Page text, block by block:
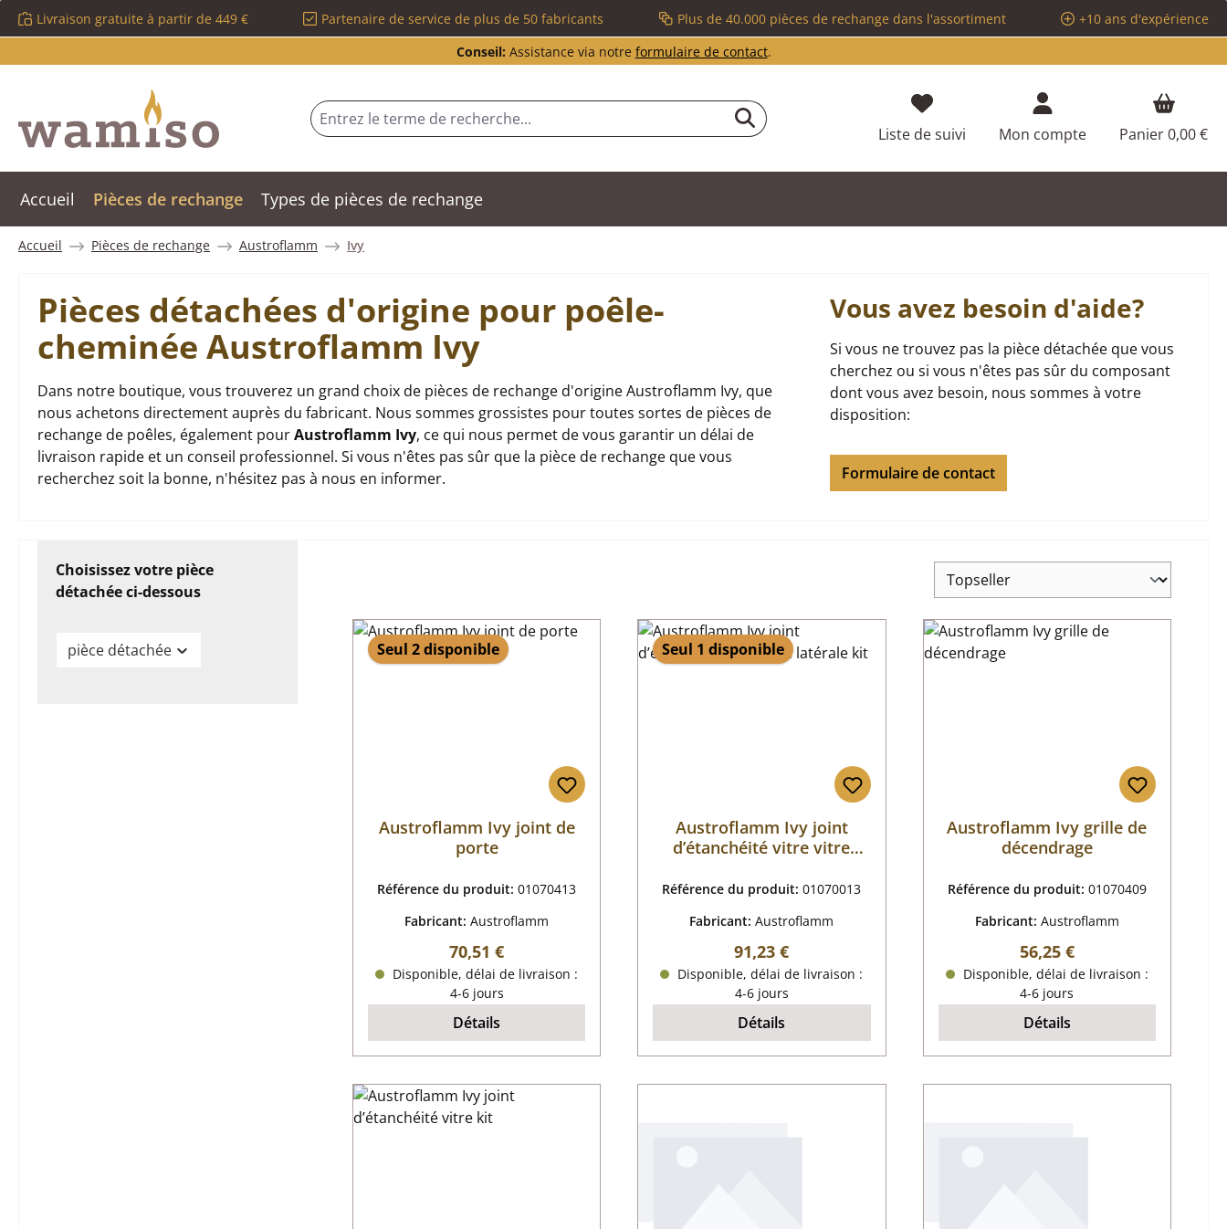
au contenu principal
Passer à la recherche
Passer à la navigation principale
Livraison gratuite à partir de 449 € Partenaire de service de plus de 50 fabricants Plus de 40.000 pièces de rechange dans l'assortiment
+10 ans d'expérience
Conseil: Assistance via notre formulaire de contact.
Liste de suivi Vous avez 0 articles dans votre liste
Mon compte Panier0,00 €
Accueil Pièces de rechange Types de pièces de rechange
Accueil Pièces de rechange Austroflamm Ivy
Pièces détachées d'origine pour poêle-
cheminée Austroflamm Ivy
Dans notre boutique, vous trouverez un grand choix de pièces de rechange d'origine Austroflamm Ivy, que
nous achetons directement auprès du fabricant. Nous sommes grossistes pour toutes sortes de pièces de
rechange de poêles, également pourAustroflamm Ivy, ce qui nous permet de vous garantir un délai de
livraison rapide et un conseil professionnel. Si vous n'êtes pas sûr que la pièce de rechange que vous
recherchez soit la bonne, n'hésitez pas à nous en informer.
Vous avez besoin d'aide?
Si vous ne trouvez pas la pièce détachée que vous
cherchez ou si vous n'êtes pas sûr du composant
dont vous avez besoin, nous sommes à votre
disposition:
Formulaire de contact
Choisissez votre pièce
détachée ci-dessous
pièce détachée Seul 2 disponible
Austroflamm Ivy joint de
porte
Référence du produit:01070413
Fabricant:Austroflamm
Prix régulier :
70,51 €
Disponible, délai de livraison :
4-6 jours
Détails
Seul 1 disponible
Austroflamm Ivy joint
d’étanchéité vitre vitre
Référence du produit:01070013
Fabricant:Austroflamm
Prix régulier :
91,23 €
Disponible, délai de livraison :
4-6 jours
Détails
Austroflamm Ivy grille de
décendrage
Référence du produit: 01070409
Fabricant: Austroflamm
Prix régulier :
56,25 €
Disponible, délai de livraison :
4-6 jours
Détails